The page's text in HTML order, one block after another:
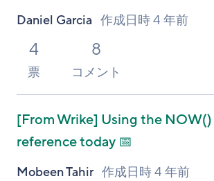
Daniel Garcia 作成日時4 年前
4
票
8
コメント
[From Wrike] Using the
reference today 📅
Mobeen Tahir 作成日時4 年前